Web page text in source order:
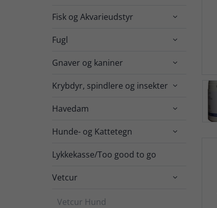
Fisk og Akvarieudstyr 
Fugl 
Gnaver og kaniner 
Krybdyr, spindlere og insekter 
Havedam 
Hunde- og Kattetegn 
Lykkekasse/Too good to go
Vetcur 
Vetcur Hund